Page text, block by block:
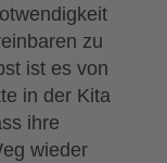
zu
ist es von
in der Kita
ihre
wieder